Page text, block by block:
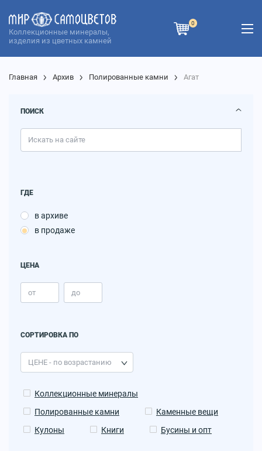
Коллекционные минералы,
изделия из цветных камней
0
Главная Архив Полированные камни Агат
ПОИСК
ГДЕ
в архиве
в продаже
ЦЕНА
СОРТИРОВКА ПО
Коллекционные минералы
Полированные камни
Каменные вещи
Кулоны
Книги Бусины и опт